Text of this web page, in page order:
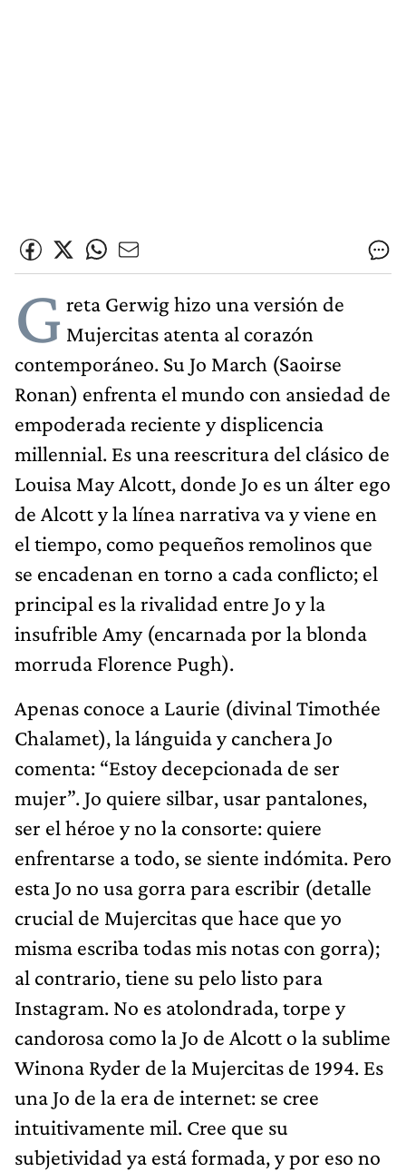
G reta Gerwig hizo una versión de
Mujercitas atenta al corazón
contemporáneo. Su Jo March (Saoirse
Ronan) enfrenta el mundo con ansiedad de
empoderada reciente y displicencia
millennial. Es una reescritura del clásico de
Louisa May Alcott, donde Jo es un álter ego
de Alcott y la línea narrativa va y viene en
el tiempo, como pequeños remolinos que
se encadenan en torno a cada conflicto; el
principal es la rivalidad entre Jo y la
insufrible Amy (encarnada por la blonda
morruda Florence Pugh).
Apenas conoce a Laurie (divinal Timothée
Chalamet), la lánguida y canchera Jo
comenta: “Estoy decepcionada de ser
mujer”. Jo quiere silbar, usar pantalones,
ser el héroe y no la consorte: quiere
enfrentarse a todo, se siente indómita. Pero
esta Jo no usa gorra para escribir (detalle
crucial de Mujercitas que hace que yo
misma escriba todas mis notas con gorra);
al contrario, tiene su pelo listo para
Instagram. No es atolondrada, torpe y
candorosa como la Jo de Alcott o la sublime
Winona Ryder de la Mujercitas de 1994. Es
una Jo de la era de internet: se cree
intuitivamente mil. Cree que su
subjetividad ya está formada, y por eso no